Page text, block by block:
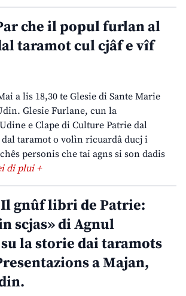
che il popul furlan al
taramot cul cjâf e vîf
a lis 18,30 te Glesie di Sante Marie
Glesie Furlane, cun la
e Clape di Culture Patrie dal
dal taramot o volìn ricuardâ ducj i
personis che tai agns si son dadis
di plui +
Il gnûf libri de Patrie:
scjas» di Agnul
la storie dai taramots
a Majan,